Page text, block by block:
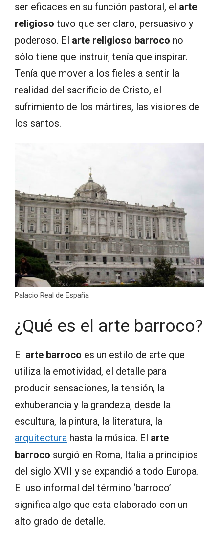
ser eficaces en su función pastoral, el arte
religioso tuvo que ser claro, persuasivo y
poderoso. El arte religioso barroco no
sólo tiene que instruir, tenía que inspirar.
Tenía que mover a los fieles a sentir la
realidad del sacrificio de Cristo, el
sufrimiento de los mártires, las visiones de
los santos.
Palacio Real de España
¿Qué es el arte barroco?
El arte barroco es un estilo de arte que
utiliza la emotividad, el detalle para
producir sensaciones, la tensión, la
exhuberancia y la grandeza, desde la
escultura, la pintura, la literatura, la
arquitectura hasta la música. El arte
barroco surgió en Roma, Italia a principios
del siglo XVII y se expandió a todo Europa.
El uso informal del término ‘barroco’
significa algo que está elaborado con un
alto grado de detalle.